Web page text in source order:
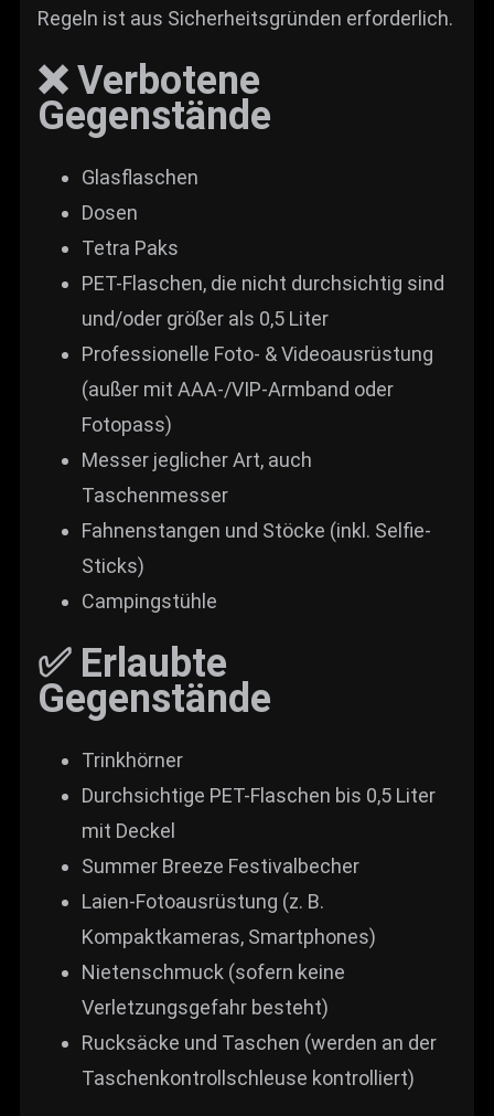
Regeln ist aus Sicherheitsgründen erforderlich.
❌ Verbotene
Gegenstände
Glasflaschen
Dosen
Tetra Paks
PET-Flaschen, die nicht durchsichtig sind
und/oder größer als 0,5 Liter
Professionelle Foto- & Videoausrüstung
(außer mit AAA-/VIP-Armband oder
Fotopass)
Messer jeglicher Art, auch
Taschenmesser
Fahnenstangen und Stöcke (inkl. Selfie-
Sticks)
Campingstühle
✅ Erlaubte
Gegenstände
Trinkhörner
Durchsichtige PET-Flaschen bis 0,5 Liter
mit Deckel
Summer Breeze Festivalbecher
Laien-Fotoausrüstung (z. B.
Kompaktkameras, Smartphones)
Nietenschmuck (sofern keine
Verletzungsgefahr besteht)
Rucksäcke und Taschen (werden an der
Taschenkontrollschleuse kontrolliert)